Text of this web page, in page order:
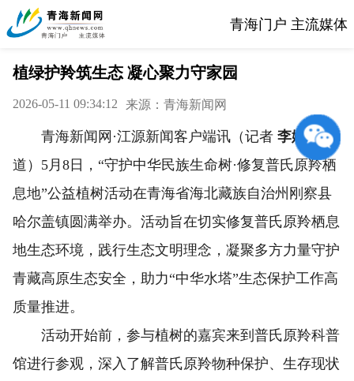
青海门户 主流媒体
植绿护羚筑生态 凝心聚力守家园
2026-05-11 09:34:12 来源：青海新闻网
青海新闻网·江源新闻客户端讯（记者 李娜报
道）5月8日，“守护中华民族生命树·修复普氏原羚栖
息地”公益植树活动在青海省海北藏族自治州刚察县
哈尔盖镇圆满举办。活动旨在切实修复普氏原羚栖息
地生态环境，践行生态文明理念，凝聚多方力量守护
青藏高原生态安全，助力“中华水塔”生态保护工作高
质量推进。
活动开始前，参与植树的嘉宾来到普氏原羚科普
馆进行参观，深入了解普氏原羚物种保护、生存现状